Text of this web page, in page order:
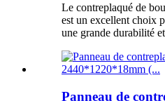
Le contreplaqué de
est un excellent choix
une grande durabilité
Panneau de